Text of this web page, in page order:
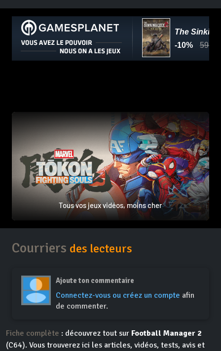
Tous vos jeux vidéos, moins cher
Courriers des lecteurs
Ajoute ton commentaire
Connectez-vous ou créez un compte afin
de commenter.
Fiche complète : découvrez tout sur Football Manager 2
(C64). Vous trouverez ici les articles, vidéos, tests, avis et